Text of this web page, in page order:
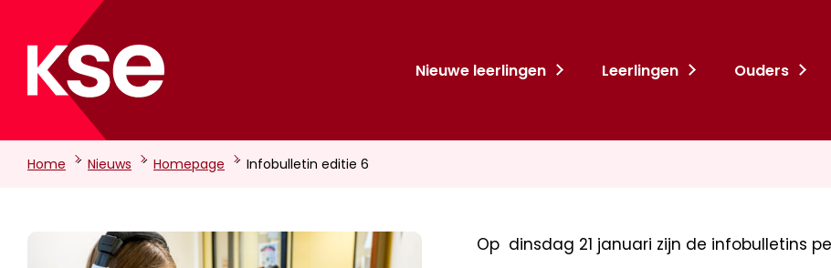
Nieuwe leerlingen Leerlingen Ouders
Home -Nieuws -Homepage -Infobulletin editie 6
Op dinsdag 21 januari zijn de infobulletins